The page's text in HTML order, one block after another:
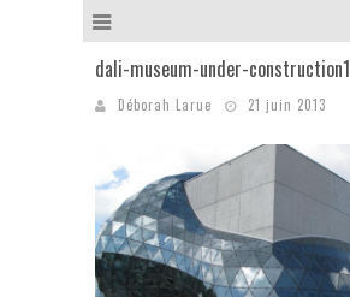
dali-museum-under-construction1
Déborah Larue 21 juin 2013